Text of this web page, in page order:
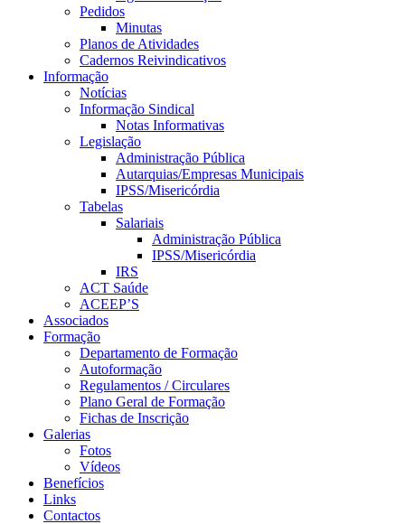
Pedidos
Minutas
Planos de Atividades
Cadernos Reivindicativos
Informação
Notícias
Informação Sindical
Notas Informativas
Legislação
Administração Pública
Autarquias/Empresas Municipais
IPSS/Misericórdia
Tabelas
Salariais
Administração Pública
IPSS/Misericórdia
IRS
ACT Saúde
ACEEP’S
Associados
Formação
Departamento de Formação
Autoformação
Regulamentos / Circulares
Plano Geral de Formação
Fichas de Inscrição
Galerias
Fotos
Vídeos
Benefícios
Links
Contactos